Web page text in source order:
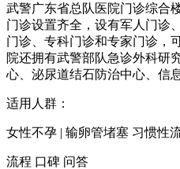
武警广东省总队医院门诊综合
门诊设置齐全，设有军人门诊
门诊、专科门诊和专家门诊，
院还拥有武警部队急诊外科研
心、泌尿道结石防治中心、信
适用人群：
女性不孕 | 输卵管堵塞 习惯性
流程 口碑 问答